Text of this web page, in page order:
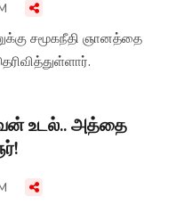
சமூகநீதி ஞானத்தை
உடல்.. அத்தை